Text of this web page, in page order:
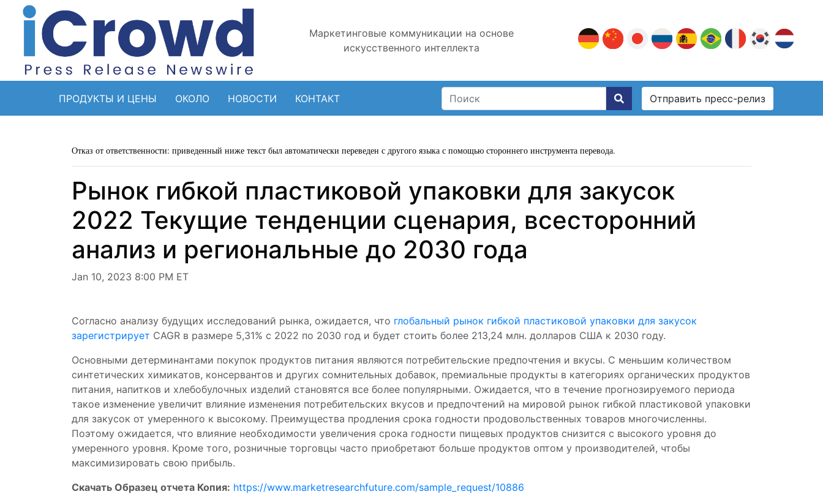
Маркетинговые коммуникации на основе
искусственного интеллекта
ПРОДУКТЫ И ЦЕНЫ ОКОЛО НОВОСТИ КОНТАКТ Отправить пресс-релиз
Отказ от ответственности: приведенный ниже текст был автоматически переведен с другого языка с помощью стороннего инструмента перевода.
Рынок гибкой пластиковой упаковки для закусок
2022 Текущие тенденции сценария, всесторонний
анализ и региональные до 2030 года
Jan 10, 2023 8:00 PM ET
Согласно анализу будущих исследований рынка, ожидается, что глобальный рынок гибкой пластиковой упаковки для закусок
зарегистрирует CAGR в размере 5,31% с 2022 по 2030 год и будет стоить более 213,24 млн. долларов США к 2030 году.
Основными детерминантами покупок продуктов питания являются потребительские предпочтения и вкусы. С меньшим количеством
синтетических химикатов, консервантов и других сомнительных добавок, премиальные продукты в категориях органических продуктов
питания, напитков и хлебобулочных изделий становятся все более популярными. Ожидается, что в течение прогнозируемого периода
такое изменение увеличит влияние изменения потребительских вкусов и предпочтений на мировой рынок гибкой пластиковой упаковки
для закусок от умеренного к высокому. Преимущества продления срока годности продовольственных товаров многочисленны.
Поэтому ожидается, что влияние необходимости увеличения срока годности пищевых продуктов снизится с высокого уровня до
умеренного уровня. Кроме того, розничные торговцы часто приобретают больше продуктов оптом у производителей, чтобы
максимизировать свою прибыль.
Скачать Образец отчета Копия: https://www.marketresearchfuture.com/sample_request/10886